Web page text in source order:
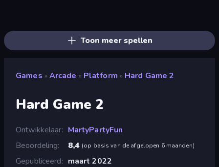
Toon meer spellen
Games » Arcade » Platform » Hard Game 2
Hard Game 2
Ontwikkelaar
MartyPartyFun
Beoordeling
8,4 (op basis van de afgelopen 6 maanden)
Gepubliceerd
maart 2022